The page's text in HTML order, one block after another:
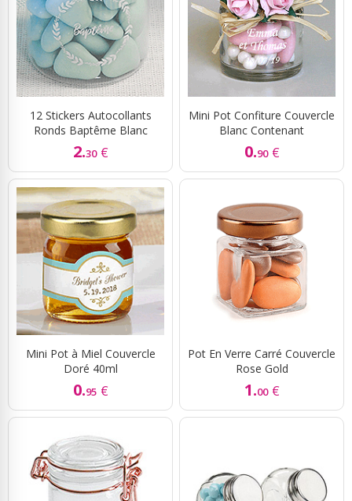
12 Stickers Autocollants
Ronds Baptême Blanc
2.30 €
Mini Pot Confiture Couvercle
Blanc Contenant
0.90 €
Mini Pot à Miel Couvercle
Doré 40ml
0.95 €
Pot En Verre Carré Couvercle
Rose Gold
1.00 €